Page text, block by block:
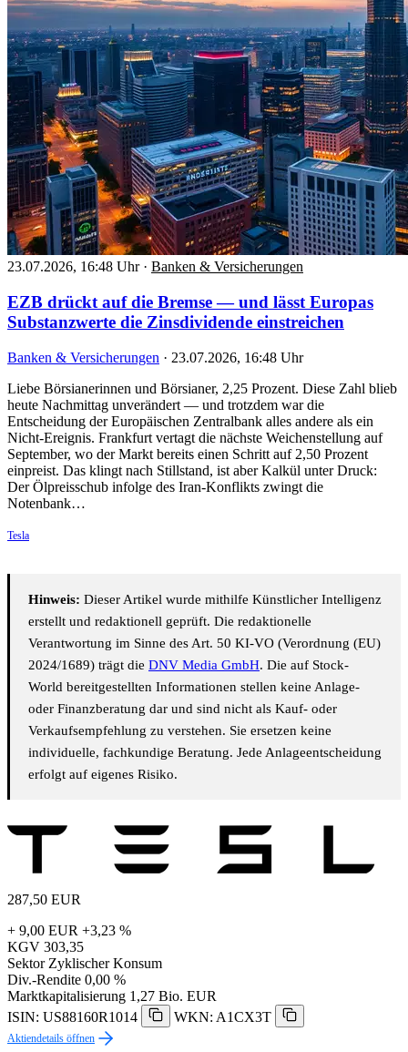
23.07.2026, 16:48 Uhr · Banken & Versicherungen
EZB drückt auf die Bremse — und lässt Europas
Substanzwerte die Zinsdividende einstreichen
Banken & Versicherungen · 23.07.2026, 16:48 Uhr
Liebe Börsianerinnen und Börsianer, 2,25 Prozent. Diese Zahl blieb
heute Nachmittag unverändert — und trotzdem war die
Entscheidung der Europäischen Zentralbank alles andere als ein
Nicht-Ereignis. Frankfurt vertagt die nächste Weichenstellung auf
September, wo der Markt bereits einen Schritt auf 2,50 Prozent
einpreist. Das klingt nach Stillstand, ist aber Kalkül unter Druck:
Der Ölpreisschub infolge des Iran-Konflikts zwingt die
Notenbank…
Tesla
Hinweis: Dieser Artikel wurde mithilfe Künstlicher Intelligenz
erstellt und redaktionell geprüft. Die redaktionelle
Verantwortung im Sinne des Art. 50 KI-VO (Verordnung (EU)
2024/1689) trägt die DNV Media GmbH. Die auf Stock-
World bereitgestellten Informationen stellen keine Anlage-
oder Finanzberatung dar und sind nicht als Kauf- oder
Verkaufsempfehlung zu verstehen. Sie ersetzen keine
individuelle, fachkundige Beratung. Jede Anlageentscheidung
erfolgt auf eigenes Risiko.
287,50 EUR
+ 9,00 EUR +3,23 %
KGV 303,35
Sektor Zyklischer Konsum
Div.-Rendite 0,00 %
Marktkapitalisierung 1,27 Bio. EUR
ISIN: US88160R1014
WKN: A1CX3T
Aktiendetails öffnen